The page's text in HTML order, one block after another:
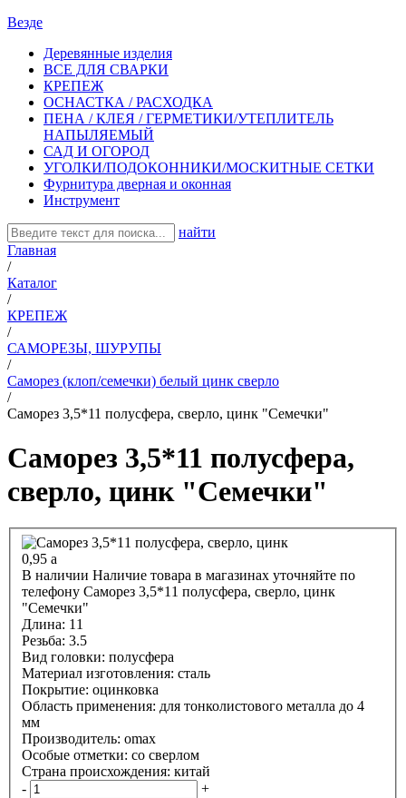
Везде
Деревянные изделия
ВСЕ ДЛЯ СВАРКИ
КРЕПЕЖ
ОСНАСТКА / РАСХОДКА
ПЕНА / КЛЕЯ / ГЕРМЕТИКИ/УТЕПЛИТЕЛЬ
НАПЫЛЯЕМЫЙ
САД И ОГОРОД
УГОЛКИ/ПОДОКОННИКИ/МОСКИТНЫЕ СЕТКИ
Фурнитура дверная и оконная
Инструмент
найти
Главная
/
Каталог
/
КРЕПЕЖ
/
САМОРЕЗЫ, ШУРУПЫ
/
Саморез (клоп/семечки) белый цинк сверло
/
Саморез 3,5*11 полусфера, сверло, цинк "Семечки"
Саморез 3,5*11 полусфера,
сверло, цинк "Семечки"
0,95 a
В наличии Наличие товара в магазинах уточняйте по
телефону Саморез 3,5*11 полусфера, сверло, цинк
"Семечки"
Длина: 11
Резьба: 3.5
Вид головки: полусфера
Материал изготовления: сталь
Покрытие: оцинковка
Область применения: для тонколистового металла до 4
мм
Производитель: omax
Особые отметки: со сверлом
Страна происхождения: китай
-
+